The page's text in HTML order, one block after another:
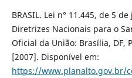
BRASIL. Lei n° 11.445, de 5
Diretrizes Nacionais para o
Oficial da União: Brasília, DF,
[2007]. Disponível em:
https://www.planalto.gov.br/